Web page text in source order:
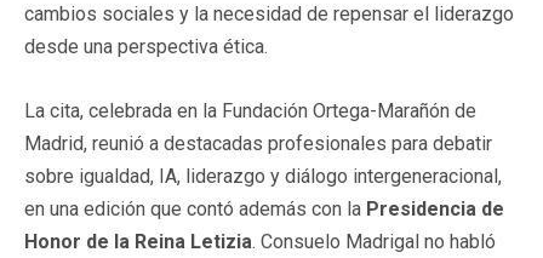
cambios sociales y la necesidad de repensar el liderazgo
desde una perspectiva ética.
La cita, celebrada en la Fundación Ortega-Marañón de
Madrid, reunió a destacadas profesionales para debatir
sobre igualdad, IA, liderazgo y diálogo intergeneracional,
en una edición que contó además con la Presidencia de
Honor de la Reina Letizia. Consuelo Madrigal no habló